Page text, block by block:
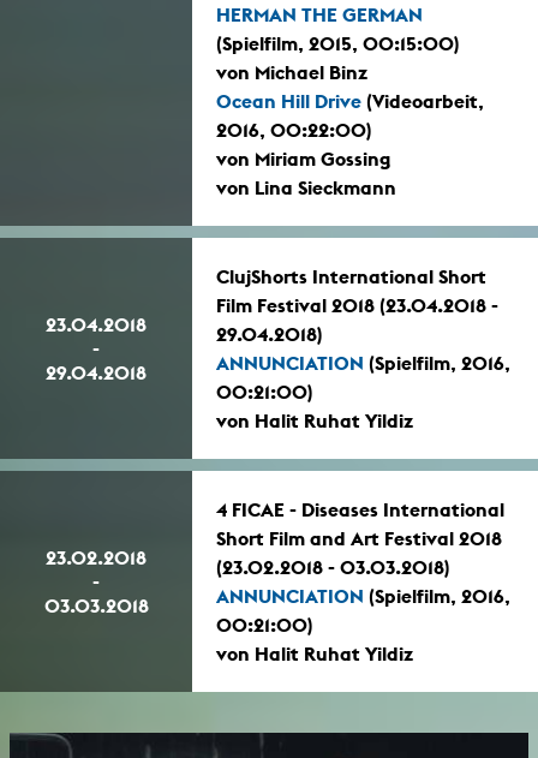
HERMAN THE GERMAN
(Spielfilm, 2015, 00:15:00)
von Michael Binz
Ocean Hill Drive (Videoarbeit,
2016, 00:22:00)
von Miriam Gossing
von Lina Sieckmann
23.04.2018
-
29.04.2018
ClujShorts International Short
Film Festival 2018 (23.04.2018 -
29.04.2018)
ANNUNCIATION (Spielfilm, 2016,
00:21:00)
von Halit Ruhat Yildiz
23.02.2018
-
03.03.2018
4 FICAE - Diseases International
Short Film and Art Festival 2018
(23.02.2018 - 03.03.2018)
ANNUNCIATION (Spielfilm, 2016,
00:21:00)
von Halit Ruhat Yildiz